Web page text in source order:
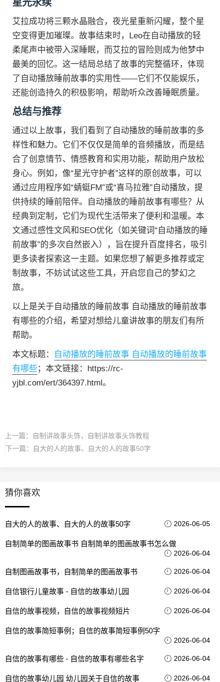
星光永续
艾拉成功将三颗水晶融合，夜光星重新闪耀，整个星
空变得更加璀璨。故事结束时，Leo在自动播放的轻
柔尾声中被带入深睡眠，而艾拉的冒险则成为他梦中
最美的回忆。这一结局总结了故事的完整循环，体现
了自动播放睡前故事的实用性——它们不仅能娱乐，
还能创造持久的积极影响，帮助听众改善睡眠质量。
总结与推荐
通过以上故事，我们看到了自动播放的睡前故事的多
样性和魅力。它们不仅仅是简单的音频播放，而是结
合了创意情节、情感教育和实用功能，帮助用户放松
身心。例如，像“星光守护者”这样的原创故事，可以
通过应用程序如“蜻蜓FM”或“喜马拉雅”自动播放，提
供持续的睡前陪伴。自动播放的睡前故事有哪些？从
经典到定制，它们为现代生活带来了便利和温暖。本
文通过感性文风和SEO优化（如关键词“自动播放的睡
前故事”的多次自然嵌入），旨在提升百度排名，吸引
更多读者探索这一主题。如果您想了解更多推荐或定
制故事，不妨试试这些工具，开启您自己的梦幻之
旅。
以上是关于自动播放的睡前故事 自动播放的睡前故事
有哪些的介绍，希望对想给儿童讲故事的朋友们有所
帮助。
本文标题：
自动播放的睡前故事 自动播放的睡前故事
有哪些；本文链接：https://rc-
yjbl.com/ert/364397.html。
上一篇：
自制讲故事头饰，自制讲故事头饰教程
下一篇：
自大的人的故事、自大的人的故事50字
猜你喜欢
自大的人的故事、自大的人的故事50字 2026-06-05
自制简单的图画故事书 自制简单的图画故事书怎么做
2026-06-04
自制图画故事书，自制简单的图画故事书 2026-06-04
自信银行儿童故事 - 自信的故事幼儿园 2026-06-04
自信的故事视频，自信的故事视频短片 2026-06-04
自信的故事简短事例；自信的故事简短事例50字
2026-06-04
自信的故事有哪些 - 自信的故事有哪些名字 2026-06-04
自信的故事幼儿园 幼儿园关于自信的故事 2026-06-04